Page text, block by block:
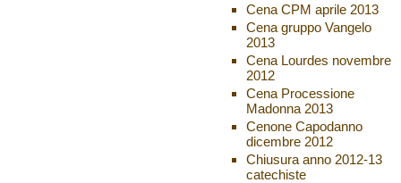
Cena CPM aprile 2013
Cena gruppo Vangelo
2013
Cena Lourdes novembre
2012
Cena Processione
Madonna 2013
Cenone Capodanno
dicembre 2012
Chiusura anno 2012-13
catechiste